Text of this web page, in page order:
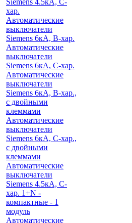
Siemens 4.5кА, C-
хар.
Автоматические
выключатели
Siemens 6кА, B-хар.
Автоматические
выключатели
Siemens 6кА, С-хар.
Автоматические
выключатели
Siemens 6кА, B-хар.,
с двойными
клеммами
Автоматические
выключатели
Siemens 6кА, C-хар.,
с двойными
клеммами
Автоматические
выключатели
Siemens 4.5кА, C-
хар. 1+N -
компактные - 1
модуль
Автоматические